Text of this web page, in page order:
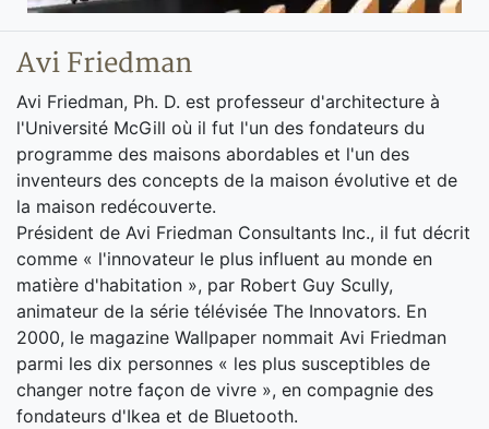
Avi Friedman
Avi Friedman, Ph. D. est professeur d'architecture à
l'Université McGill où il fut l'un des fondateurs du
programme des maisons abordables et l'un des
inventeurs des concepts de la maison évolutive et de
la maison redécouverte.
Président de Avi Friedman Consultants Inc., il fut décrit
comme « l'innovateur le plus influent au monde en
matière d'habitation », par Robert Guy Scully,
animateur de la série télévisée The Innovators. En
2000, le magazine Wallpaper nommait Avi Friedman
parmi les dix personnes « les plus susceptibles de
changer notre façon de vivre », en compagnie des
fondateurs d'Ikea et de Bluetooth.